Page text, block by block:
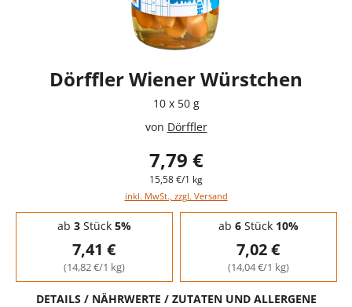
Dörffler Wiener Würstchen
10 x 50 g
von Dörffler
7,79 €
15,58 €/1 kg
inkl. MwSt., zzgl. Versand
Staffelpreise - Mengenrabatt
ab 3Stück 5%
7,41 €
(14,82 €/1 kg)
ab 6Stück 10%
7,02 €
(14,04 €/1 kg)
DETAILS / NÄHRWERTE / ZUTATEN UND ALLERGENE